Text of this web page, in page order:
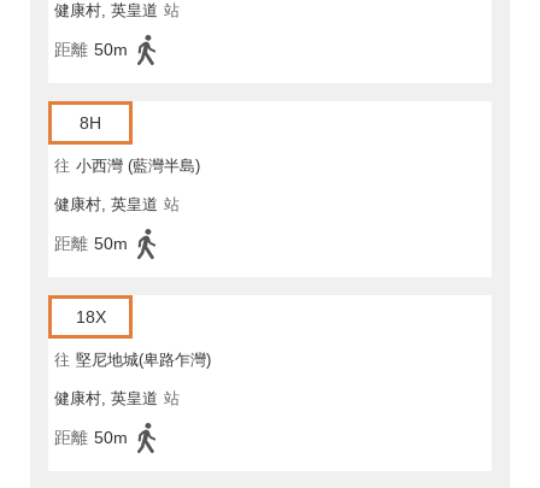
健康村, 英皇道 站
距離 50m
8H
往 小西灣 (藍灣半島)
健康村, 英皇道 站
距離 50m
18X
往 堅尼地城(卑路乍灣)
健康村, 英皇道 站
距離 50m